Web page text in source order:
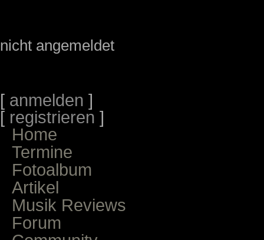
nicht angemeldet
[ anmelden ]
[ registrieren ]
Home
Termine
Fotoalbum
Artikel
Musik Reviews
Forum